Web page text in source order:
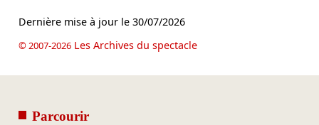
Dernière mise à jour le 30/07/2026
© 2007-2026Les Archives du spectacle
Parcourir